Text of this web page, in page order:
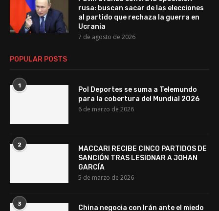
rusa: buscan sacar de las elecciones
al partido que rechaza la guerra en
Ucrania
7 de agosto de 2026
POPULAR POSTS
1
Pol Deportes se suma a Telemundo
para la cobertura del Mundial 2026
6 de marzo de 2026
2
MACCARI RECIBE CINCO PARTIDOS DE
SANCIÓN TRAS LESIONAR A JOHAN
GARCÍA
5 de marzo de 2026
3 China negocia con Irán ante el miedo